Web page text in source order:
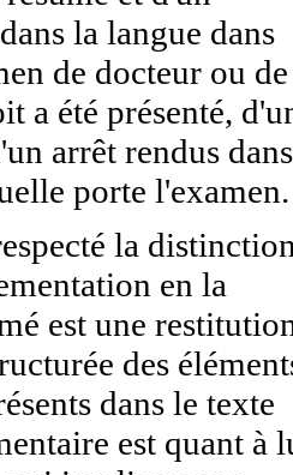
la langue dans
de docteur ou de
a été présenté,
arrêt rendus
porte l'examen.
la
en la
est une
des
dans le texte
est quant à